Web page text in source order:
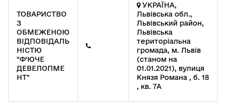
ТОВАРИСТВО
З
ОБМЕЖЕНОЮ
ВІДПОВІДАЛЬ
НІСТЮ
"Ф'ЮЧЕ
ДЕВЕЛОПМЕ
НТ"
УКРАЇНА,
Львівська обл.,
Львівський район,
Львівська
територіальна
громада, м. Львів
(станом на
01.01.2021), вулиця
Князя Романа , б. 18
, кв. 7А